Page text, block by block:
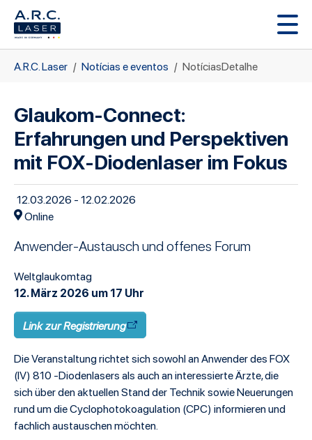
Skip to main content
You are here:
A.R.C. Laser Notícias e eventos NotíciasDetalhe
Glaukom-Connect:
Erfahrungen und Perspektiven
mit FOX-Diodenlaser im Fokus
12.03.2026 - 12.02.2026
Online
Anwender-Austausch und offenes Forum
Weltglaukomtag
12. März 2026 um 17 Uhr
Link zur Registrierung
Die Veranstaltung richtet sich sowohl an Anwender des FOX
(IV) 810 -Diodenlasers als auch an interessierte Ärzte, die
sich über den aktuellen Stand der Technik sowie Neuerungen
rund um die Cyclophotokoagulation (CPC) informieren und
fachlich austauschen möchten.